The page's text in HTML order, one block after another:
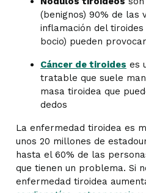
(benignos) 90% de las
inflamación del
bocio) pueden
Cáncer de tiroides es
tratable que suele
masa tiroidea que
dedos
La enfermedad tiroidea es
unos 20 millones de
hasta el 60% de las
que tienen un problema. Si
enfermedad tiroidea